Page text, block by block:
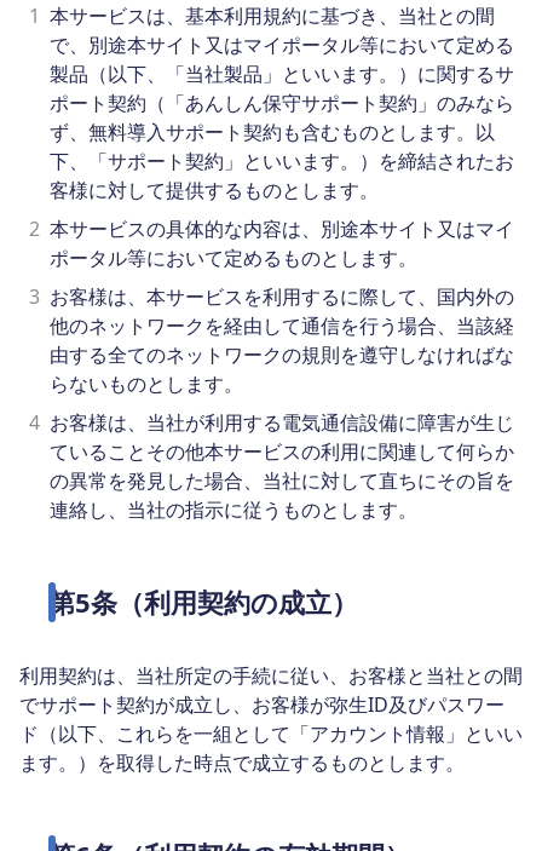
1 本サービスは、基本利用規約に基づき、当社との間
で、別途本サイト又はマイポータル等において定める
製品（以下、「当社製品」といいます。）に関するサ
ポート契約（「あんしん保守サポート契約」のみなら
ず、無料導入サポート契約も含むものとします。以
下、「サポート契約」といいます。）を締結されたお
客様に対して提供するものとします。
2 本サービスの具体的な内容は、別途本サイト又はマイ
ポータル等において定めるものとします。
3 お客様は、本サービスを利用するに際して、国内外の
他のネットワークを経由して通信を行う場合、当該経
由する全てのネットワークの規則を遵守しなければな
らないものとします。
4 お客様は、当社が利用する電気通信設備に障害が生じ
ていることその他本サービスの利用に関連して何らか
の異常を発見した場合、当社に対して直ちにその旨を
連絡し、当社の指示に従うものとします。
第5条（利用契約の成立）
利用契約は、当社所定の手続に従い、お客様と当社との間
でサポート契約が成立し、お客様が弥生ID及びパスワー
ド（以下、これらを一組として「アカウント情報」といい
ます。）を取得した時点で成立するものとします。